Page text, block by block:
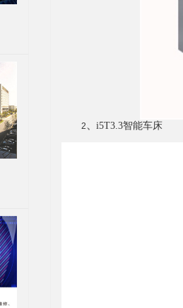
2、 i5T3.3智能车床